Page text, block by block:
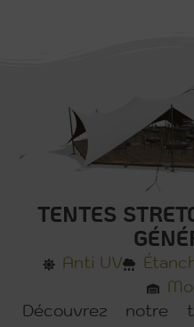
TENTES
Anti UV
Découvrez notre